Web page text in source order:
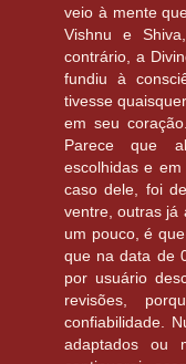
veio à mente
Vishnu e
contrário, a
fundiu à
tivesse
em seu
Parece que
escolhidas e
caso dele, foi
ventre, outras já
um pouco, é
que na data de
por usuário
revisões,
confiabilidade.
adaptados ou